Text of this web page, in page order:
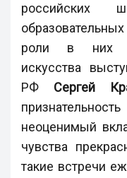
российских
роли в них
искусства
РФ Сергей
неоценимый
чувства
такие встречи